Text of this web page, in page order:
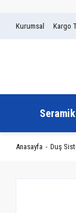
Kurumsal Kargo
Anasayfa Duş